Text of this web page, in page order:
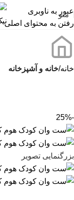
عبور به ناوبری
رفتن به محتوای اصلی
منو
خانه خانه و آشپزخانه
-25%
بزرگنمایی تصویر